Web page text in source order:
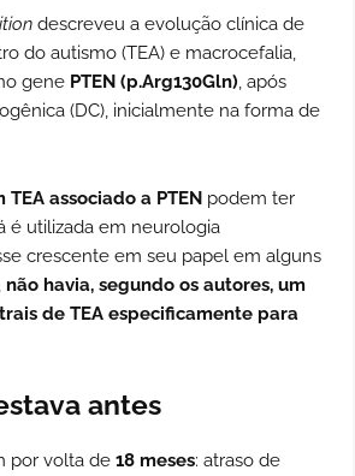
descreveu a evolução clínica de
do autismo (TEA) e macrocefalia,
gene PTEN (p.Arg130Gln), após
(DC), inicialmente na forma de
TEA associado a PTEN podem ter
é utilizada em neurologia
crescente em seu papel em alguns
não havia, segundo os autores, um
de TEA especificamente para
antes
por volta de 18 meses: atraso de